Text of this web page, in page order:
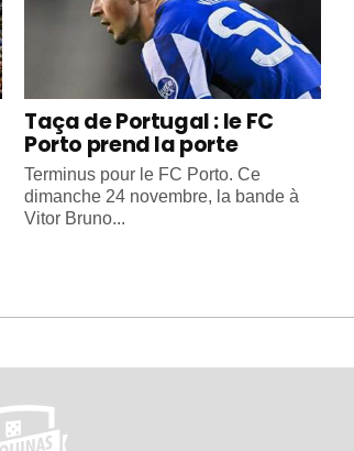
Taça de Portugal : le FC
Porto prend la porte
Terminus pour le FC Porto. Ce
dimanche 24 novembre, la bande à
Vitor Bruno...